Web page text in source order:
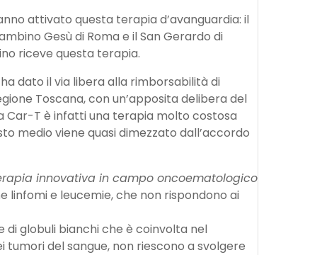
attivato questa terapia d’avanguardia: il
Gesù di Roma e il San Gerardo di
riceve questa terapia.
dato il via libera alla rimborsabilità di
Toscana, con un’apposita delibera del
Car-T è infatti una terapia molto costosa
medio viene quasi dimezzato dall’accordo
innovativa in campo oncoematologico
linfomi e leucemie, che non rispondono ai
di globuli bianchi che è coinvolta nel
del sangue, non riescono a svolgere